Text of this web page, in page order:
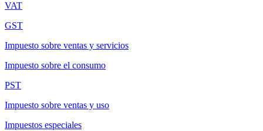
VAT
GST
Impuesto sobre ventas y servicios
Impuesto sobre el consumo
PST
Impuesto sobre ventas y uso
Impuestos especiales